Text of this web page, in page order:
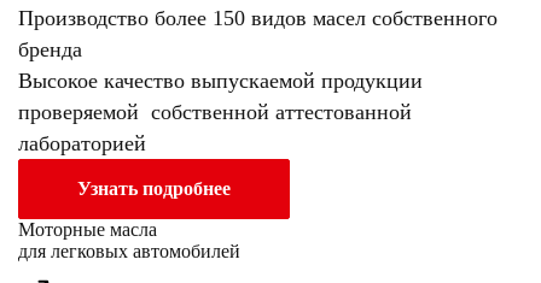
Производство более 150 видов масел собственного
бренда
Высокое качество выпускаемой продукции
проверяемой собственной аттестованной
лабораторией
Узнать подробнее
Моторные масла
для легковых автомобилей